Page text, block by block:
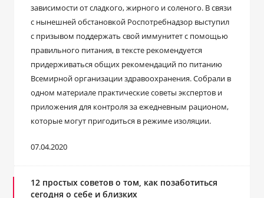
зависимости от сладкого, жирного и соленого. В связи
с нынешней обстановкой Роспотребнадзор выступил
с призывом поддержать свой иммунитет с помощью
правильного питания, в тексте рекомендуется
придерживаться общих рекомендаций по питанию
Всемирной организации здравоохранения. Собрали в
одном материале практические советы экспертов и
приложения для контроля за ежедневным рационом,
которые могут пригодиться в режиме изоляции.
07.04.2020
12 простых советов о том, как позаботиться
сегодня о себе и близких